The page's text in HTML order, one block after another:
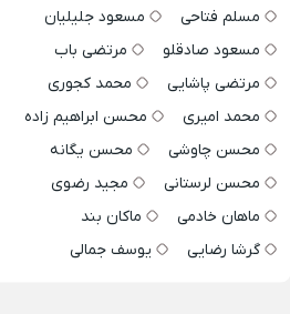
مسلم فتاحی
مسعود جلیلیان
مسعود صادقلو
مرتضی باب
مرتضی پاشایی
محمد کجوری
محمد امیری
محسن ابراهیم زاده
محسن چاوشی
محسن یگانه
محسن لرستانی
مجید رضوی
ماهان خادمی
ماکان بند
گرشا رضایی
یوسف جمالی